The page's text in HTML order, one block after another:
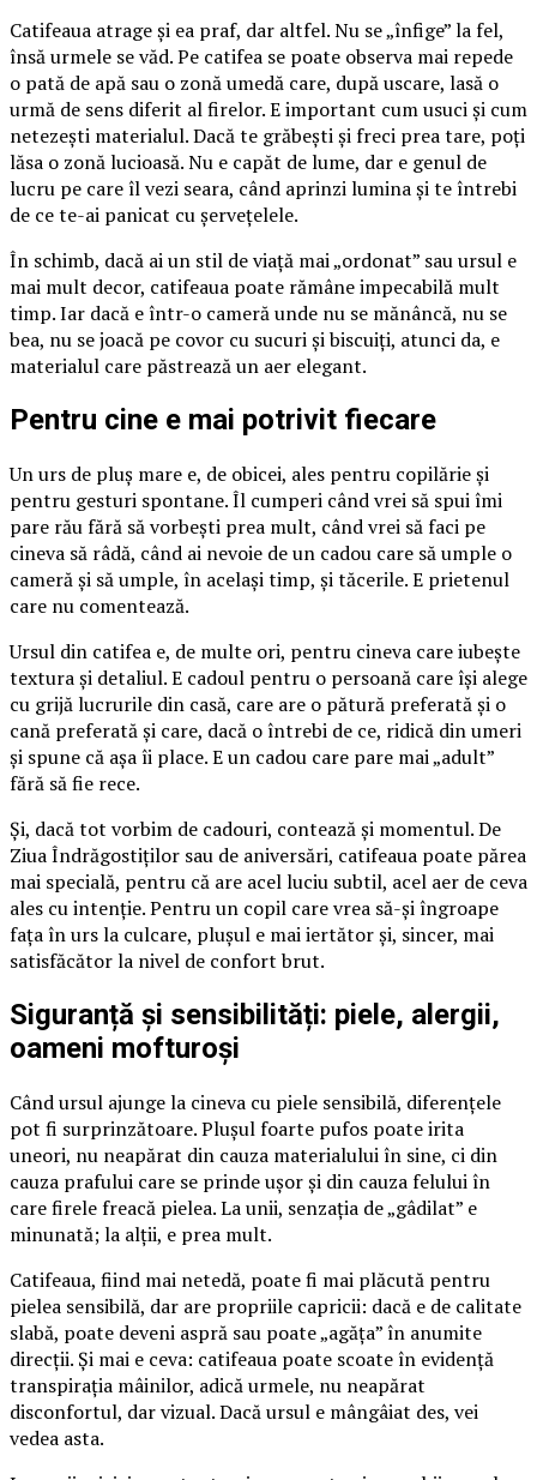
Catifeaua atrage și ea praf, dar altfel. Nu se „înfige” la fel,
însă urmele se văd. Pe catifea se poate observa mai repede
o pată de apă sau o zonă umedă care, după uscare, lasă o
urmă de sens diferit al firelor. E important cum usuci și cum
netezești materialul. Dacă te grăbești și freci prea tare, poți
lăsa o zonă lucioasă. Nu e capăt de lume, dar e genul de
lucru pe care îl vezi seara, când aprinzi lumina și te întrebi
de ce te-ai panicat cu șervețelele.
În schimb, dacă ai un stil de viață mai „ordonat” sau ursul e
mai mult decor, catifeaua poate rămâne impecabilă mult
timp. Iar dacă e într-o cameră unde nu se mănâncă, nu se
bea, nu se joacă pe covor cu sucuri și biscuiți, atunci da, e
materialul care păstrează un aer elegant.
Pentru cine e mai potrivit fiecare
Un urs de pluș mare e, de obicei, ales pentru copilărie și
pentru gesturi spontane. Îl cumperi când vrei să spui îmi
pare rău fără să vorbești prea mult, când vrei să faci pe
cineva să râdă, când ai nevoie de un cadou care să umple o
cameră și să umple, în același timp, și tăcerile. E prietenul
care nu comentează.
Ursul din catifea e, de multe ori, pentru cineva care iubește
textura și detaliul. E cadoul pentru o persoană care își alege
cu grijă lucrurile din casă, care are o pătură preferată și o
cană preferată și care, dacă o întrebi de ce, ridică din umeri
și spune că așa îi place. E un cadou care pare mai „adult”
fără să fie rece.
Și, dacă tot vorbim de cadouri, contează și momentul. De
Ziua Îndrăgostiților sau de aniversări, catifeaua poate părea
mai specială, pentru că are acel luciu subtil, acel aer de ceva
ales cu intenție. Pentru un copil care vrea să-și îngroape
fața în urs la culcare, plușul e mai iertător și, sincer, mai
satisfăcător la nivel de confort brut.
Siguranță și sensibilități: piele, alergii,
oameni mofturoși
Când ursul ajunge la cineva cu piele sensibilă, diferențele
pot fi surprinzătoare. Plușul foarte pufos poate irita
uneori, nu neapărat din cauza materialului în sine, ci din
cauza prafului care se prinde ușor și din cauza felului în
care firele freacă pielea. La unii, senzația de „gâdilat” e
minunată; la alții, e prea mult.
Catifeaua, fiind mai netedă, poate fi mai plăcută pentru
pielea sensibilă, dar are propriile capricii: dacă e de calitate
slabă, poate deveni aspră sau poate „agăța” în anumite
direcții. Și mai e ceva: catifeaua poate scoate în evidență
transpirația mâinilor, adică urmele, nu neapărat
disconfortul, dar vizual. Dacă ursul e mângâiat des, vei
vedea asta.